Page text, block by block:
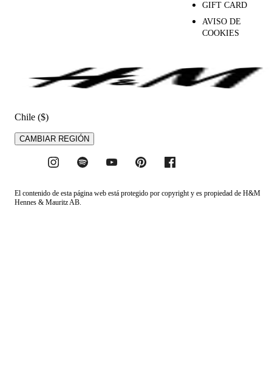
GIFT CARD
AVISO DE
COOKIES
Chile ($)
CAMBIAR REGIÓN
El contenido de esta página web está protegido por copyright y es propiedad de H&M
Hennes & Mauritz AB.